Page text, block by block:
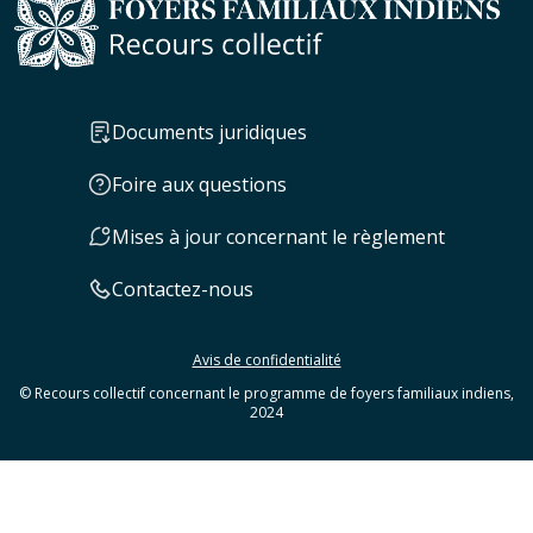
Documents juridiques
Foire aux questions
Mises à jour concernant le règlement
Contactez-nous
Avis de confidentialité
© Recours collectif concernant le programme de foyers familiaux indiens,
2024